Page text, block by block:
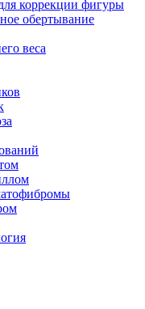
коррекции фигуры
обертывание
веса